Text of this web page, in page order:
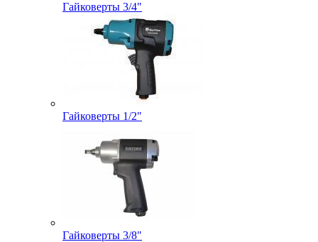
Гайковерты 3/4"
Гайковерты 1/2"
Гайковерты 3/8"